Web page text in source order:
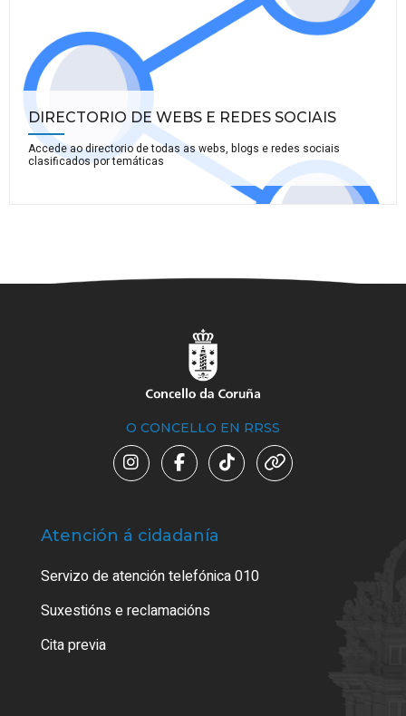
DIRECTORIO DE WEBS E REDES SOCIAIS
Accede ao directorio de todas as webs, blogs e redes sociais
clasificados por temáticas
O CONCELLO EN RRSS
Atención á cidadanía
Servizo de atención telefónica 010
Suxestións e reclamacións
Cita previa